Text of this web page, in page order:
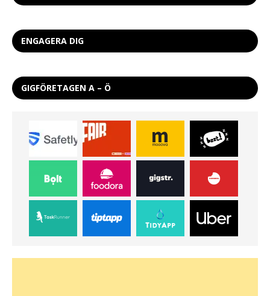
ENGAGERA DIG
GIGFÖRETAGEN A – Ö